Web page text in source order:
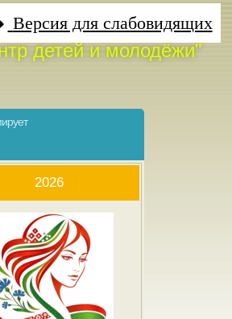
Версия для слабовидящих
детей и молодёжи"
2026